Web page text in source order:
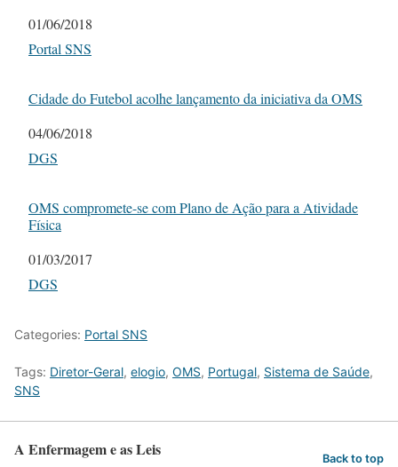
Date
01/06/2018
In relation to
Portal SNS
Cidade do Futebol acolhe lançamento da iniciativa da OMS
Date
04/06/2018
In relation to
DGS
OMS compromete-se com Plano de Ação para a Atividade
Física
Date
01/03/2017
In relation to
DGS
Categories: Portal SNS
Tags: Diretor-Geral, elogio, OMS, Portugal, Sistema de Saúde,
SNS
A Enfermagem e as Leis Back to top